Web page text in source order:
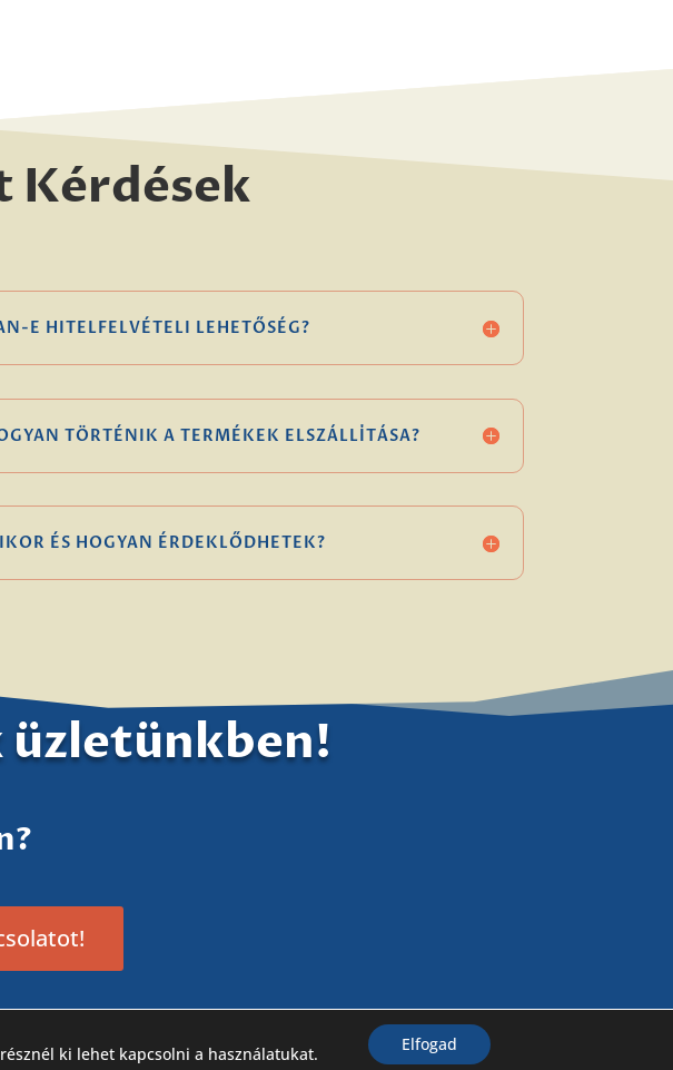
Kérdések
E HITELFELVÉTELI LEHETŐSÉG?
TÖRTÉNIK A TERMÉKEK ELSZÁLLÍTÁSA?
ÉS HOGYAN ÉRDEKLŐDHETEK?
résznél ki lehet kapcsolni a használatukat. Elfogad